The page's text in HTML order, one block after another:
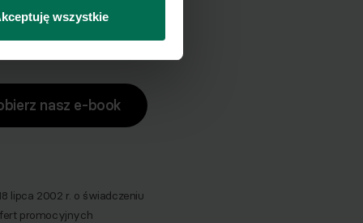
wszystkie
nasz e-book
lipca 2002 r. o świadczeniu
promocyjnych